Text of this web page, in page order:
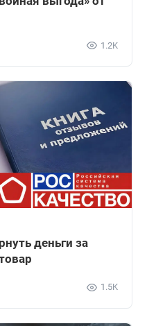
1.2K
деньги за
1.5K